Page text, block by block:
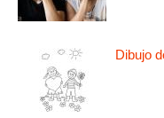
Dibujo